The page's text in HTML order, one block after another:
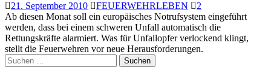
21. September 2010 FEUERWEHRLEBEN
2
Ab diesen Monat soll ein europäisches Notrufsystem eingeführt
werden, dass bei einem schweren Unfall automatisch die
Rettungskräfte alarmiert. Was für Unfallopfer verlockend klingt,
stellt die Feuerwehren vor neue Herausforderungen.
Suchen
nach: